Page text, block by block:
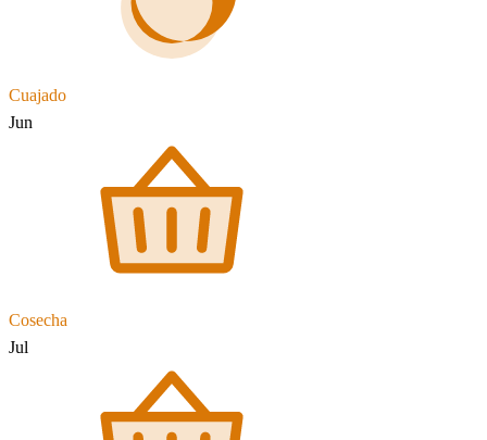
Cuajado
Jun
Cosecha
Jul